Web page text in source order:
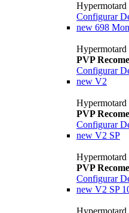
Configurar
new 698
PVP
Configurar
new V2
Hypermotard
PVP
Configurar
new V2 SP
PVP
Configurar
new V2 SP
Hypermotard